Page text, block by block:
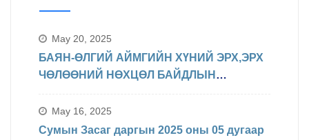
May 20, 2025
БАЯН-ӨЛГИЙ АЙМГИЙН ХҮНИЙ ЭРХ,ЭРХ
ЧӨЛӨӨНИЙ НӨХЦӨЛ БАЙДЛЫН
May 16, 2025
Сумын Засаг даргын 2025 оны 05 дугаар